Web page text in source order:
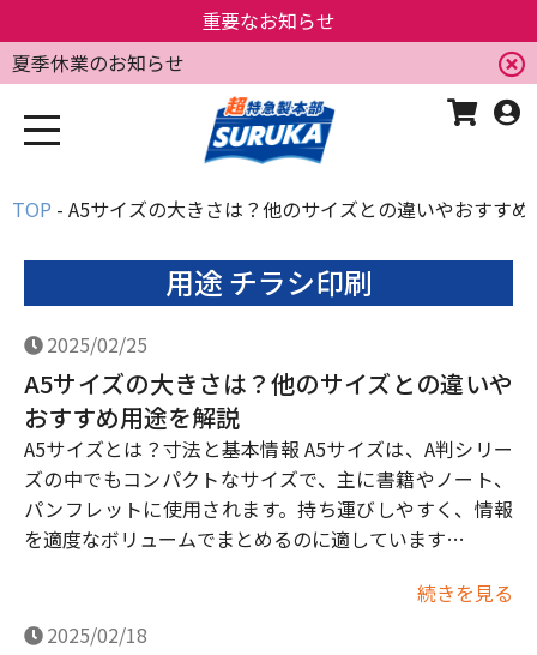
重要なお知らせ
夏季休業のお知らせ
TOP A5サイズの大きさは？他のサイズとの違いやおすす
用途 チラシ印刷
2025/02/25
A5サイズの大きさは？他のサイズとの違いや
おすすめ用途を解説
A5サイズとは？寸法と基本情報 A5サイズは、A判シリー
ズの中でもコンパクトなサイズで、主に書籍やノート、
パンフレットに使用されます。持ち運びしやすく、情報
を適度なボリュームでまとめるのに適しています…
続きを見る
2025/02/18